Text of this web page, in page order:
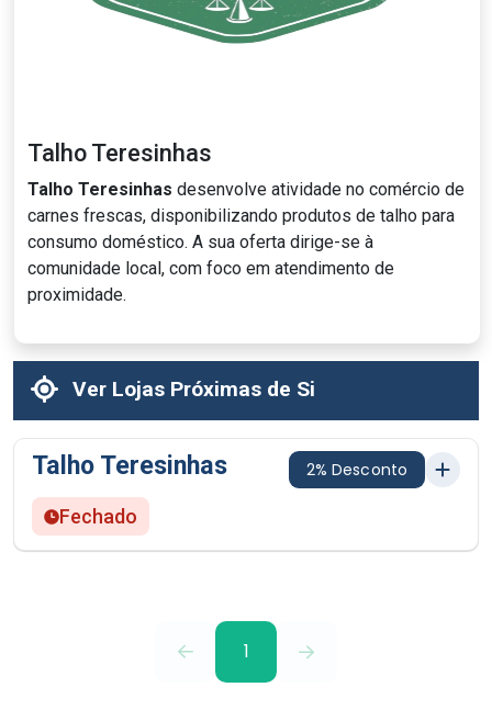
Talho Teresinhas
Talho Teresinhas desenvolve atividade no comércio de
carnes frescas, disponibilizando produtos de talho para
consumo doméstico. A sua oferta dirige-se à
comunidade local, com foco em atendimento de
proximidade.
Ver Lojas Próximas de Si
Talho Teresinhas 2% Desconto
Fechado
1